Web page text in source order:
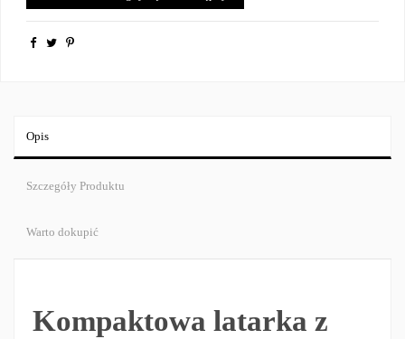
Opis
Szczegóły Produktu
Warto dokupić
Kompaktowa latarka z